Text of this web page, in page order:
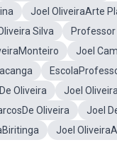
Joel OliveiraArte
Silva
Joel
Oliveira
Joel
Oliveira
Joel
Joel